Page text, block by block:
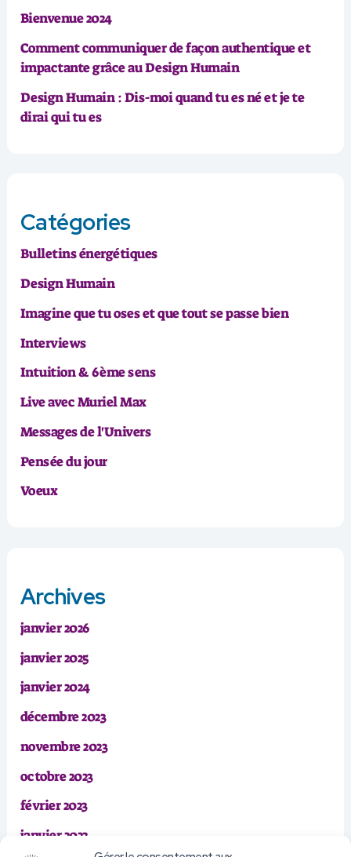
Bienvenue 2024
Comment communiquer de façon authentique et
impactante grâce au Design Humain
Design Humain : Dis-moi quand tu es né et je te
dirai qui tu es
Catégories
Bulletins énergétiques
Design Humain
Imagine que tu oses et que tout se passe bien
Interviews
Intuition & 6ème sens
Live avec Muriel Max
Messages de l'Univers
Pensée du jour
Voeux
Archives
janvier 2026
janvier 2025
janvier 2024
décembre 2023
novembre 2023
octobre 2023
février 2023
janvier 2023